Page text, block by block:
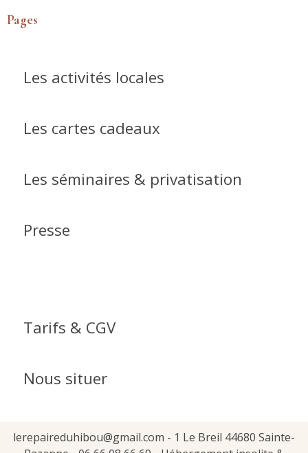
Pages
Les activités locales
Les cartes cadeaux
Les séminaires & privatisation
Presse
Tarifs & CGV
Nous situer
lerepaireduhibou@gmail.com - 1 Le Breil 44680 Sainte-